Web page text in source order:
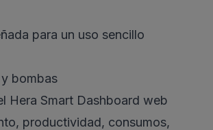
para un uso sencillo
bombas
Hera Smart Dashboard web
productividad, consumos,